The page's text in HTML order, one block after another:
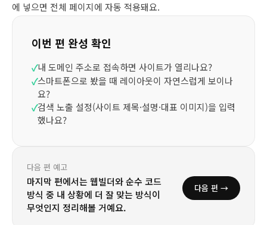
에 넣으면 전체 페이지에 자동 적용돼요.
이번 편 완성 확인
✓내 도메인 주소로 접속하면 사이트가 열리나요?
✓스마트폰으로 봤을 때 레이아웃이 자연스럽게 보이나
요?
✓검색 노출 설정(사이트 제목·설명·대표 이미지)을 입력
했나요?
다음 편 예고
마지막 편에서는 웹빌더와 순수 코드
방식 중 내 상황에 더 잘 맞는 방식이
무엇인지 정리해볼 거예요.
다음 편 →